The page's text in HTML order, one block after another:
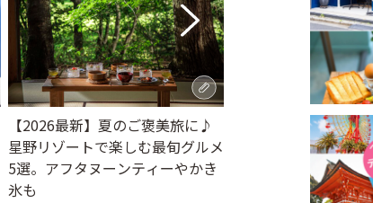
【2026最新】夏のご褒美旅に♪
星野リゾートで楽しむ最旬グルメ
5選。アフタヌーンティーやかき
氷も
おしゃれなパッケー
どよい酸味と苦みが
「AURORA COFFEE」
2017.02.19